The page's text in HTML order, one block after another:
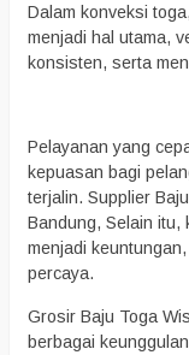
Dalam konveksi
menjadi hal utama,
konsisten, serta
Pelayanan yang
kepuasan bagi
terjalin. Supplier
Bandung, Selain itu,
menjadi
percaya.
Grosir Baju Toga
berbagai